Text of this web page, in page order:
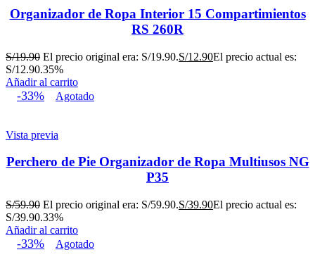
Organizador de Ropa Interior 15 Compartimientos
RS 260R
S/19.90 El precio original era: S/19.90.S/12.90El precio actual es:
S/12.90.35%
Añadir al carrito
-33% Agotado
Vista previa
Perchero de Pie Organizador de Ropa Multiusos NG
P35
S/59.90 El precio original era: S/59.90.S/39.90El precio actual es:
S/39.90.33%
Añadir al carrito
-33% Agotado